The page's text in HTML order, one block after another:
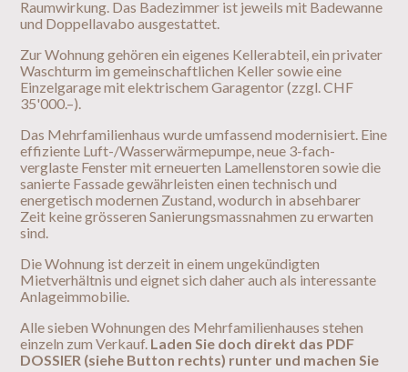
Raumwirkung. Das Badezimmer ist jeweils mit Badewanne
und Doppellavabo ausgestattet.
Zur Wohnung gehören ein eigenes Kellerabteil, ein privater
Waschturm im gemeinschaftlichen Keller sowie eine
Einzelgarage mit elektrischem Garagentor (zzgl. CHF
35'000.–).
Das Mehrfamilienhaus wurde umfassend modernisiert. Eine
effiziente Luft-/Wasserwärmepumpe, neue 3-fach-
verglaste Fenster mit erneuerten Lamellenstoren sowie die
sanierte Fassade gewährleisten einen technisch und
energetisch modernen Zustand, wodurch in absehbarer
Zeit keine grösseren Sanierungsmassnahmen zu erwarten
sind.
Die Wohnung ist derzeit in einem ungekündigten
Mietverhältnis und eignet sich daher auch als interessante
Anlageimmobilie.
Alle sieben Wohnungen des Mehrfamilienhauses stehen
einzeln zum Verkauf. Laden Sie doch direkt das PDF
DOSSIER (siehe Button rechts) runter und machen Sie